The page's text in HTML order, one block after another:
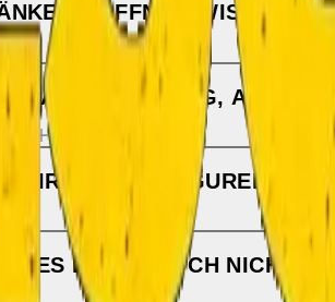
GEÖFFNET, WISSEN
HÄNDEN RICHTIG, ABER
WIR MIT DEN FIGUREN TUN
ES IMMER NOCH NICHT —